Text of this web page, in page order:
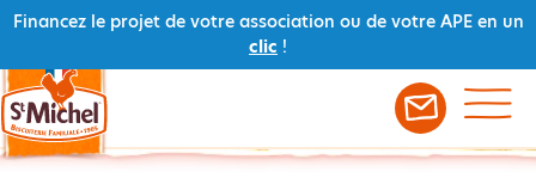
Financez le projet de votre association ou de votre APE en un
clic !
Retour à la FAQ